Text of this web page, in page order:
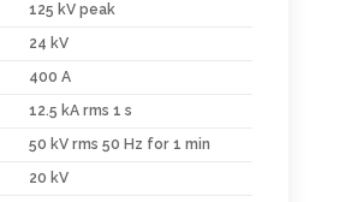
125 kV peak
24 kV
400 A
12.5 kA rms 1 s
50 kV rms 50 Hz for 1 min
20 kV